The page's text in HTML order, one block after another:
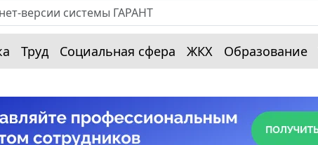
Труд Социальная сфера ЖКХ Образование